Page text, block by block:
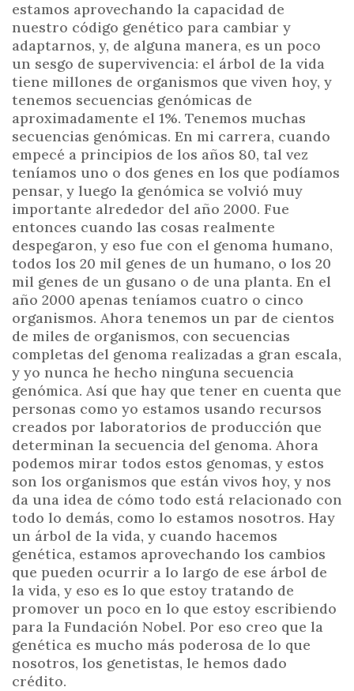
estamos aprovechando la capacidad de
nuestro código genético para cambiar y
adaptarnos, y, de alguna manera, es un poco
un sesgo de supervivencia: el árbol de la vida
tiene millones de organismos que viven hoy, y
tenemos secuencias genómicas de
aproximadamente el 1%. Tenemos muchas
secuencias genómicas. En mi carrera, cuando
empecé a principios de los años 80, tal vez
teníamos uno o dos genes en los que podíamos
pensar, y luego la genómica se volvió muy
importante alrededor del año 2000. Fue
entonces cuando las cosas realmente
despegaron, y eso fue con el genoma humano,
todos los 20 mil genes de un humano, o los 20
mil genes de un gusano o de una planta. En el
año 2000 apenas teníamos cuatro o cinco
organismos. Ahora tenemos un par de cientos
de miles de organismos, con secuencias
completas del genoma realizadas a gran escala,
y yo nunca he hecho ninguna secuencia
genómica. Así que hay que tener en cuenta que
personas como yo estamos usando recursos
creados por laboratorios de producción que
determinan la secuencia del genoma. Ahora
podemos mirar todos estos genomas, y estos
son los organismos que están vivos hoy, y nos
da una idea de cómo todo está relacionado con
todo lo demás, como lo estamos nosotros. Hay
un árbol de la vida, y cuando hacemos
genética, estamos aprovechando los cambios
que pueden ocurrir a lo largo de ese árbol de
la vida, y eso es lo que estoy tratando de
promover un poco en lo que estoy escribiendo
para la Fundación Nobel. Por eso creo que la
genética es mucho más poderosa de lo que
nosotros, los genetistas, le hemos dado
crédito.